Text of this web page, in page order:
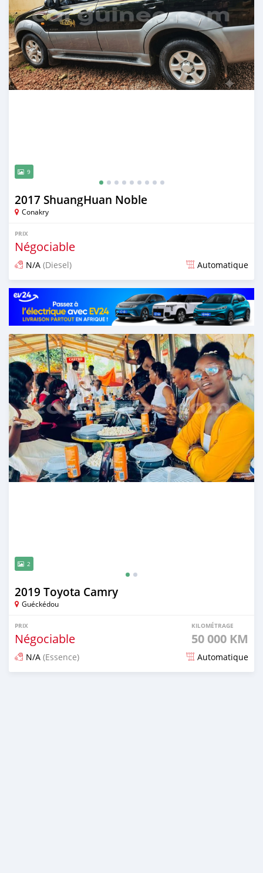
9
2017 ShuangHuan Noble
Conakry
PRIX
Négociable
N/A (Diesel) Automatique
Publié il y a 8 jours
2
2019 Toyota Camry
Guéckédou
PRIX
Négociable
KILOMÉTRAGE
50 000 KM
N/A (Essence) Automatique